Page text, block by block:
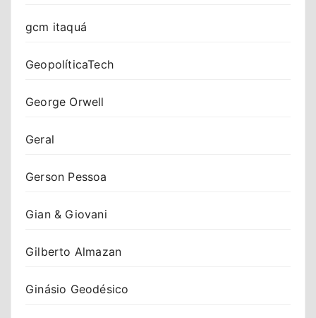
gcm itaquá
GeopolíticaTech
George Orwell
Geral
Gerson Pessoa
Gian & Giovani
Gilberto Almazan
Ginásio Geodésico